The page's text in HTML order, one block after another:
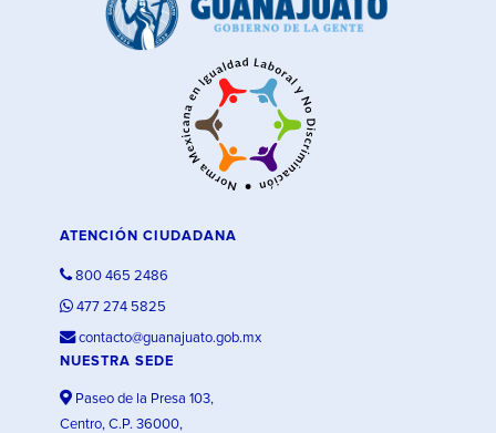
ATENCIÓN CIUDADANA
800 465 2486
477 274 5825
contacto@guanajuato.gob.mx
NUESTRA SEDE
Paseo de la Presa 103,
Centro, C.P. 36000,